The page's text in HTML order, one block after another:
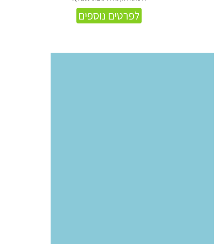
לפרטים נוספים